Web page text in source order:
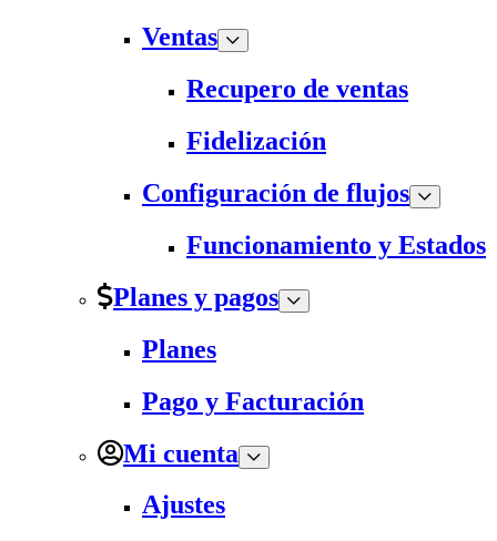
Ventas
Recupero de ventas
Fidelización
Configuración de flujos
Funcionamiento y Estados
Planes y pagos
Planes
Pago y Facturación
Mi cuenta
Ajustes